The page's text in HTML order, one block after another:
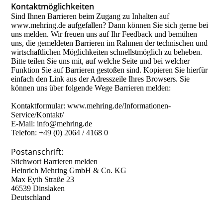
Kontaktmöglichkeiten
Sind Ihnen Barrieren beim Zugang zu Inhalten auf
www.mehring.de aufgefallen? Dann können Sie sich gerne bei
uns melden. Wir freuen uns auf Ihr Feedback und bemühen
uns, die gemeldeten Barrieren im Rahmen der technischen und
wirtschaftlichen Möglichkeiten schnellstmöglich zu beheben.
Bitte teilen Sie uns mit, auf welche Seite und bei welcher
Funktion Sie auf Barrieren gestoßen sind. Kopieren Sie hierfür
einfach den Link aus der Adresszeile Ihres Browsers. Sie
können uns über folgende Wege Barrieren melden:
Kontaktformular: www.mehring.de/Informationen-
Service/Kontakt/
E-Mail: info@mehring.de
Telefon: +49 (0) 2064 / 4168 0
Postanschrift:
Stichwort Barrieren melden
Heinrich Mehring GmbH & Co. KG
Max Eyth Straße 23
46539 Dinslaken
Deutschland